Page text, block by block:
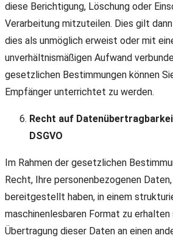
diese Berichtigung, Löschung oder
Verarbeitung mitzuteilen. Dies gilt
dies als unmöglich erweist oder mit
unverhältnismäßigen Aufwand
gesetzlichen Bestimmungen können
Empfänger unterrichtet zu werden.
Recht auf
DSGVO
Im Rahmen der gesetzlichen
Recht, Ihre personenbezogenen
bereitgestellt haben, in einem
maschinenlesbaren Format zu
Übertragung dieser Daten an einen